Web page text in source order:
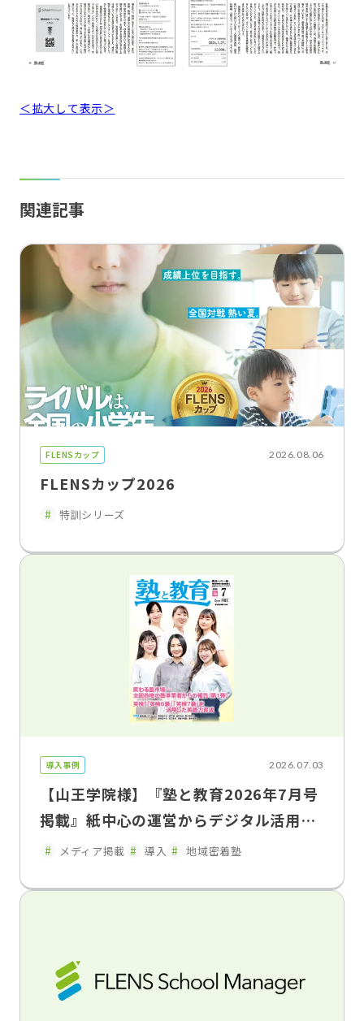
＜拡大して表示＞
関連記事
FLENSカップ 2026.08.06
FLENSカップ2026
特訓シリーズ
導入事例 2026.07.03
【山王学院様】『塾と教育2026年7月号
掲載』紙中心の運営からデジタル活用へ
保護者連携を強化し、教室運営を効率
ager導入効果
メディア掲載 導入 地域密着塾